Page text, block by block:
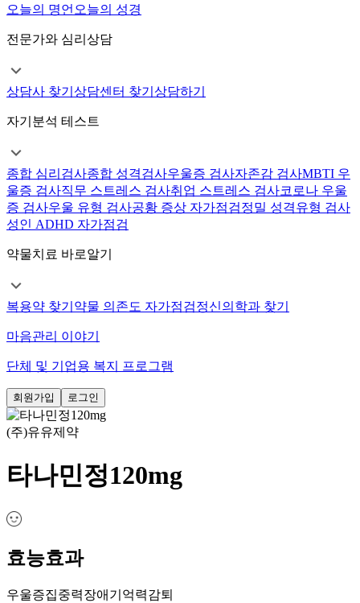
오늘의 명언 오늘의 성경
전문가와 심리상담
상담사 찾기 상담센터 찾기 상담하기
자기분석 테스트
종합 심리검사종합 성격검사우울증 검사자존감 검사MBTI 우
울증 검사직무 스트레스 검사취업 스트레스 검사코로나 우울
증 검사우울 유형 검사공황 증상 자가점검정밀 성격유형 검사
성인 ADHD 자가점검
약물치료 바로알기
복용약 찾기 약물 의존도 자가점검정신의학과 찾기
마음관리 이야기
단체 및 기업용 복지 프로그램
회원가입 로그인
(주)유유제약
타나민정120mg
효능효과
우울증집중력장애 기억력감퇴